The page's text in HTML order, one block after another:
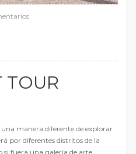
TOUR
manera diferente de explorar
por diferentes distritos de la
si fuera una galería de arte